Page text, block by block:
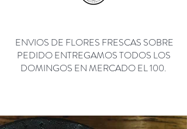
ENVIOS DE FLORES FRESCAS SOBRE
PEDIDO ENTREGAMOS TODOS LOS
DOMINGOS EN MERCADO EL 100.